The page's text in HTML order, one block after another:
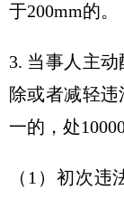
于200mm的。
3. 当事人主
除或者减轻
一的，处
（1）初次